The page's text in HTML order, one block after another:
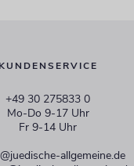
KUNDENSERVICE
+49 30 275833 0
Mo-Do 9-17 Uhr
Fr 9-14 Uhr
allgemeine.de